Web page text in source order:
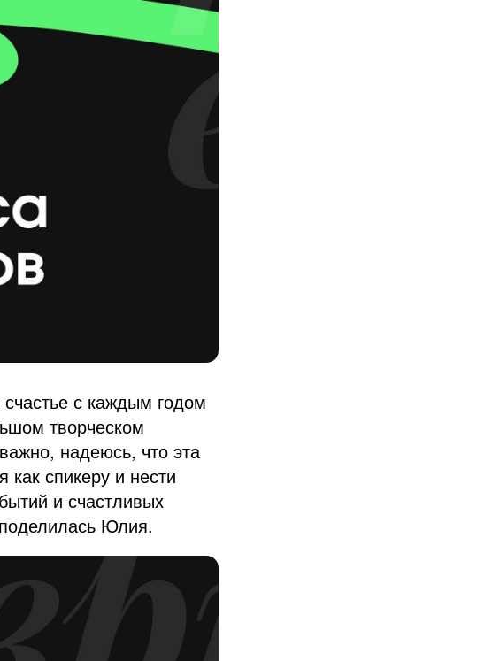
с каждым годом
творческом
надеюсь, что эта
как спикеру и нести
и счастливых
Юлия.